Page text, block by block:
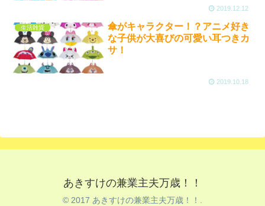
2019.12.12
生活雑貨
傘がキャラクター！？アニメ好き
な子供が大喜びの可愛い耳つきカ
サ！
2019.10.18
あきすけの兼業主夫万歳！！
© 2017 あきすけの兼業主夫万歳！！.